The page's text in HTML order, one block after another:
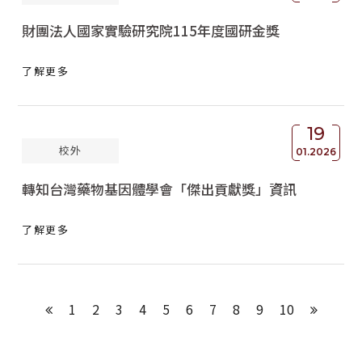
財團法人國家實驗研究院115年度國研金獎
了解更多
19
01.2026
校外
轉知台灣藥物基因體學會「傑出貢獻獎」資訊
了解更多
上一頁
1 2 3 4 5 6 7 8 9 10 下一頁